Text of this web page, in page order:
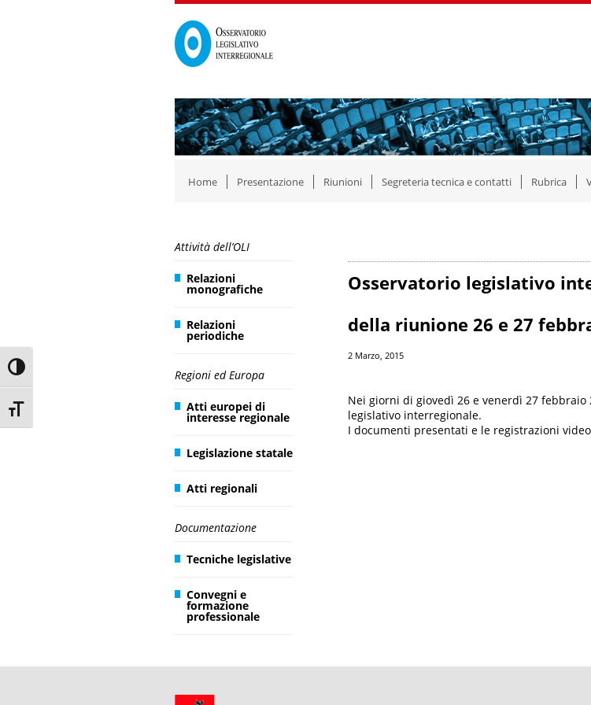
Toggle High Contrast
Toggle Font size
Home Presentazione Riunioni Segreteria tecnica e contatti Rubrica
Attività dell’OLI
Relazioni
monografiche
Relazioni
periodiche
Regioni ed Europa
Atti europei di
interesse regionale
Legislazione statale
Atti regionali
Documentazione
Tecniche legislative
Convegni e
formazione
professionale
Osservatorio legislativo
della riunione 26 e 27
2 Marzo, 2015
Nei giorni di giovedì 26 e venerdì 27 febbraio
legislativo interregionale.
I documenti presentati e le registrazioni